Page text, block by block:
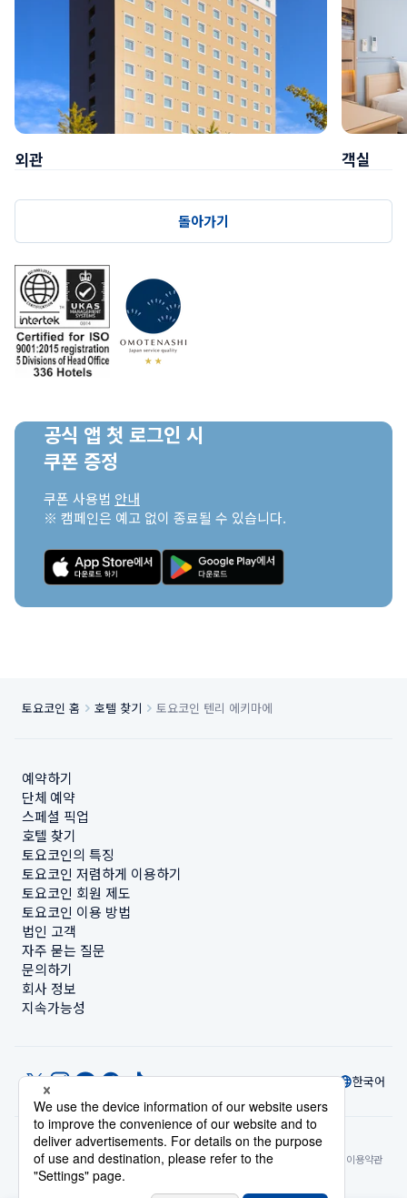
외관 객실
돌아가기
공식 앱 첫 로그인 시
쿠폰 증정
쿠폰 사용법 안내
※ 캠페인은 예고 없이 종료될 수 있습니다.
토요코인 홈 호텔 찾기 토요코인 텐리 에키마에
예약하기
단체 예약
스페셜 픽업
호텔 찾기
토요코인의 특징
토요코인 저렴하게 이용하기
토요코인 회원 제도
토요코인 이용 방법
법인 고객
자주 묻는 질문
문의하기
회사 정보
지속가능성
한국어
© Toyoko Inn Co., Ltd.
개인정보 설정개인정보 보호정책특정상거래법에 관한 표기사이트 정책
숙박시설 이용약관
계정 이용 약관카드 회원 약관